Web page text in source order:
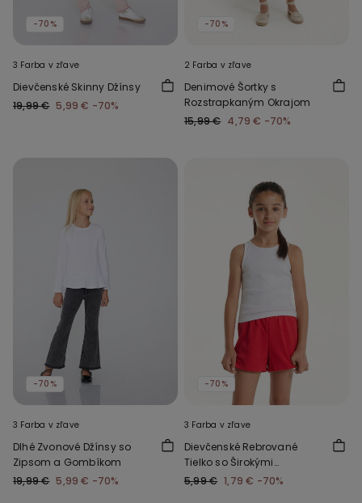
-70%
3 Farba v zľave
Dievčenské Skinny Džínsy
19,99 € 5,99 € -70%
-70%
2 Farba v zľave
Denimové Šortky s
Rozstrapkaným Okrajom
15,99 € 4,79 € -70%
-70%
3 Farba v zľave
Dlhé Zvonové Džínsy so
Zipsom a Gombíkom
19,99 € 5,99 € -70%
-70%
3 Farba v zľave
Dievčenské Rebrované
Tielko so Širokými
Ramienkami
5,99 € 1,79 € -70%